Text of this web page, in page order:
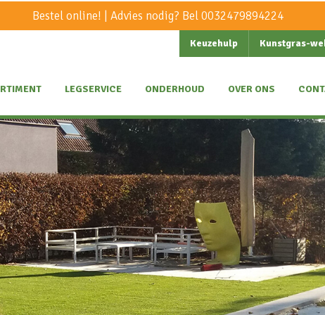
Bestel online! | Advies nodig? Bel0032479894224
Keuzehulp Kunstgras-
LEGSERVICE ONDERHOUD OVER ONS